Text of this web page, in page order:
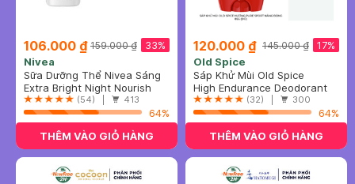
106.000 ₫ 33%
159.000 ₫
Nivea
Sữa Dưỡng Thể Nivea Sáng
Da Ban Đêm 350ml
Extra Bright Night Nourish
Body Lotion(54) | 413
64%
THÊM VÀO GIỎ HÀNG
120.000 ₫ 17%
145.000 ₫
Old Spice
Sáp Khử Mùi Old Spice
Hương Pure Sport Năng
Động 85g (Đỏ)
High Endurance Deodorant
Pure Sport (Hàng Mỹ Nhập
Khẩu Chính Hãng)
(32) | 300
64%
THÊM VÀO GIỎ HÀNG